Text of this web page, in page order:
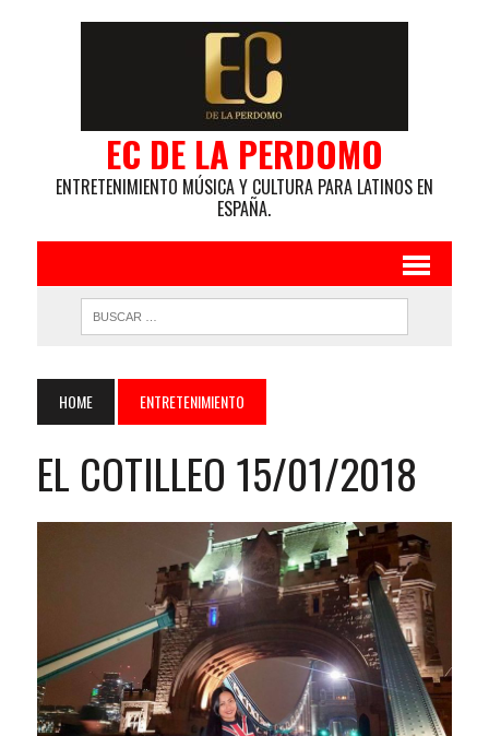
EC DE LA PERDOMO
ENTRETENIMIENTO MÚSICA Y CULTURA PARA LATINOS EN
ESPAÑA.
HOME ENTRETENIMIENTO
EL COTILLEO 15/01/2018